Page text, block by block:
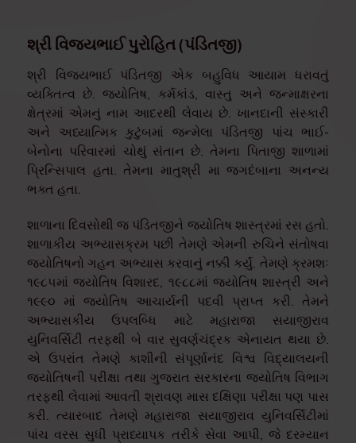
શ્રી વિજયભાઈ પુરોહિત (પંડિતજી)
શ્રી વિજયભાઈ પંડિતજી એક બહુવિધ આયામ ધરાવતું
વ્યક્તિત્વ છે. જ્યોતિષ, કર્મકાંડ, વાસ્તુ અને જન્માક્ષરના
ક્ષેત્રમાં એમનું નામ આદરથી લેવાય છે. ખાનદાની સંસ્કારી
અને અધ્યાત્મિક કુટુંબમાં જન્મેલા પંડિતજી પાંચ ભાઈ-
બેનોના પરિવારમાં ચોથું સંતાન છે. તેમના પિતાજી શાળામાં
પ્રિન્સિપાલ હતા. તેમના માતુશ્રી મા જગદંબાના અનન્ય
ભક્ત હતા.
શાળાના દિવસોથી જ પંડિતજીને જ્યોતિષ શાસ્ત્રમાં રસ હતો.
શાળાકીય અભ્યાસક્રમ પછી તેમણે એમની રુચિને સંતોષવા
જ્યોતિષનો ગહન અભ્યાસ કરવાનું નક્કી કર્યું. તેમણે ક્રમશઃ
૧૯૮૫માં જ્યોતિષ વિશારદ, ૧૯૮૮માં જ્યોતિષ શાસ્ત્રી અને
૧૯૯૦ માં જ્યોતિષ આચાર્યની પદવી પ્રાપ્ત કરી. તેમને
અભ્યાસકીય ઉપલબ્ધિ માટે મહારાજા સયાજીરાવ
યુનિવર્સિટી તરફથી બે વાર સુવર્ણચંદ્રક એનાયત થયા છે.
એ ઉપરાંત તેમણે કાશીની સંપૂર્ણાનંદ વિશ્વ વિદ્યાલયની
જ્યોતિષની પરીક્ષા તથા ગુજરાત સરકારના જ્યોતિષ વિભાગ
તરફથી લેવામાં આવતી શ્રાવણ માસ દક્ષિણા પરીક્ષા પણ પાસ
કરી. ત્યારબાદ તેમણે મહારાજા સયાજીરાવ યુનિવર્સિટીમાં
પાંચ વરસ સુધી પ્રાધ્યાપક તરીકે સેવા આપી, જે દરમ્યાન